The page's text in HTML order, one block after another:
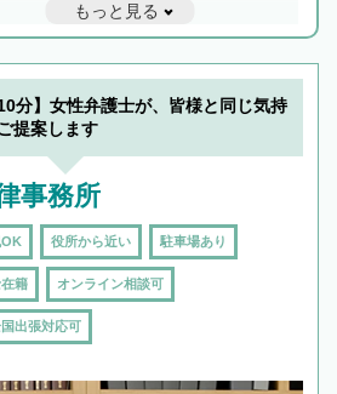
との連携もスムーズに進み、トラブル
ならず相続をトータルで任せることが
。また、相続は感情がからむ分野なの
リングも重要です。実際に電話や面談
弁護士と会話をしてウマが合う方に依
もっと見る
分】女性弁護士が、皆様と同じ気持
提案します
事務所
OK 役所から近い 駐車場あり
籍 オンライン相談可
出張対応可